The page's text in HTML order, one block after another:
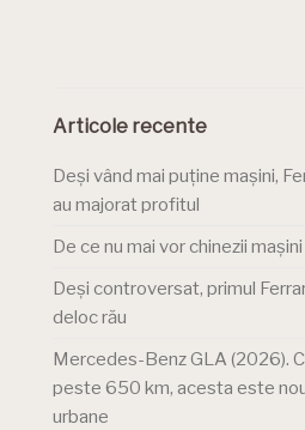
Articole recente
Deși vând mai puține mașini,
au majorat profitul
De ce nu mai vor chinezii
Deși controversat, primul
deloc rău
Mercedes-Benz GLA (2026).
peste 650 km, acesta este
urbane